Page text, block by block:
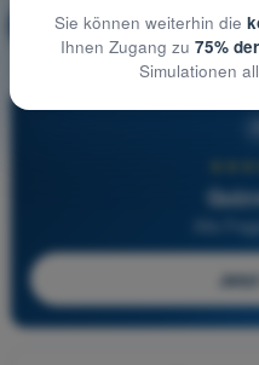
🔒 PRO
Alle
Sie können weiterhin die
Ihnen Zugang zu 75%
Simulationen